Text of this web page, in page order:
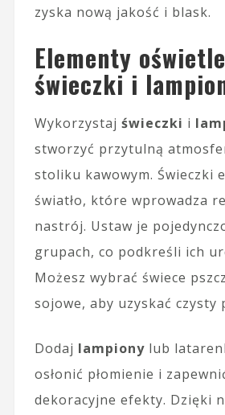
zyska nową jakość i blask.
Elementy
świeczki i
Wykorzystaj świeczki i
stworzyć przytulną
stoliku kawowym. Świeczki
światło, które wprowadza
nastrój. Ustaw je
grupach, co podkreśli ich
Możesz wybrać świece
sojowe, aby uzyskać czysty
Dodaj lampionylub
osłonić płomienie i
dekoracyjne efekty. Dzięki